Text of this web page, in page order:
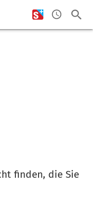
finden, die Sie